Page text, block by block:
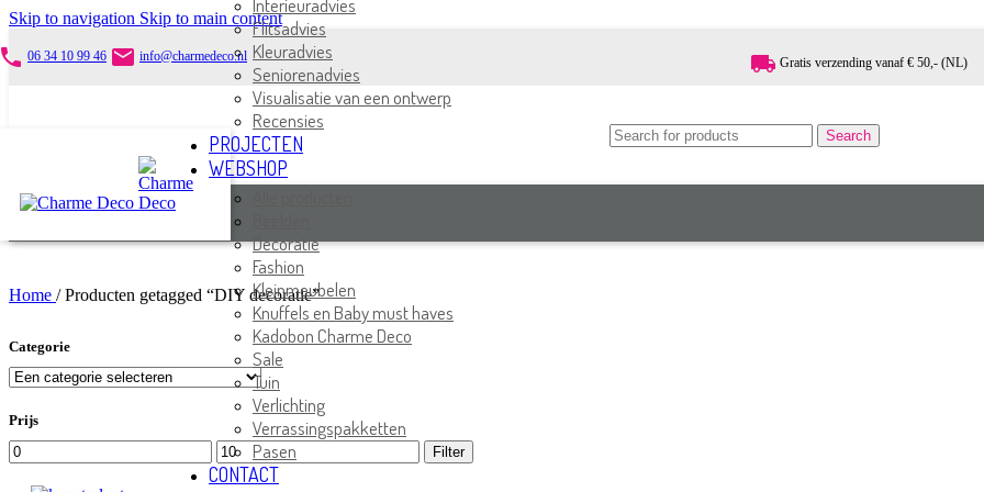
Skip to navigation Skip to main content
06 34 10 99 46 email info@charmedeco.nl local_shipping Gratis verzending vanaf € 50,- (NL)
Search
Interieuradvies
Flitsadvies
Kleuradvies
Seniorenadvies
Visualisatie van een ontwerp
Recensies
PROJECTEN
WEBSHOP
Decoratie
Fashion
Kleinmeubelen
Knuffels en Baby must haves
Kadobon Charme Deco
Sale
Tuin
Verlichting
Verrassingspakketten
Pasen
CONTACT
Home / Producten getagged “DIY decoratie”
Categorie
Prijs
Min.
prijs
Max.
prijs
Filter